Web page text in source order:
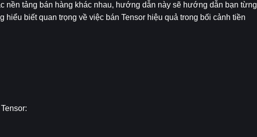
nền tảng bán hàng khác nhau, hướng dẫn này sẽ hướng dẫn bạn từng
biết quan trọng về việc bán Tensor hiệu quả trong bối cảnh tiền